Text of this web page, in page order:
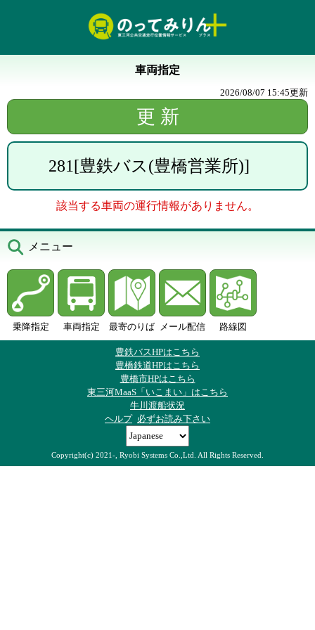
車両指定
2026/08/07 15:45更新
281[豊鉄バス(豊橋営業所)]
該当する車両の運行情報がありません。
メニュー
乗降指定 車両指定 最寄のりば メール配信 路線図
豊鉄バスHPはこちら
豊橋鉄道HPはこちら
豊橋市HPはこちら
東三河MaaS「いこまい」はこちら
牛川渡船状況
ヘルプ 必ずお読み下さい
Copyright(c) 2021-, Ryobi Systems Co.,Ltd. All Rights Reserved.